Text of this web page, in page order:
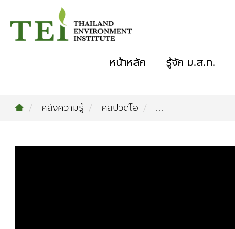
หน้าหลัก รู้จัก ม.ส.ท.
คลังความรู้ คลิปวิดีโอ ...